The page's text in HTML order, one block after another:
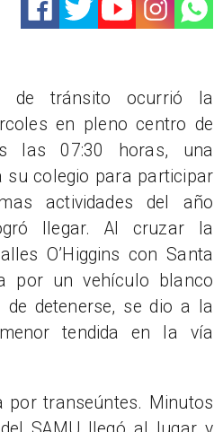
de tránsito ocurrió la
en pleno centro de
las 07:30 horas, una
su colegio para participar
actividades del año
llegar. Al cruzar la
O’Higgins con Santa
por un vehículo blanco
de detenerse, se dio a la
tendida en la vía
por transeúntes. Minutos